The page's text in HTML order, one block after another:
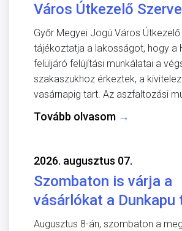
Város Útkezelő
Győr Megyei Jogú Város
tájékoztatja a lakosságot, hogy a
felüljáró felújítási munkálatai a
szakaszukhoz érkeztek, a
vasárnapig tart. Az aszfaltozási
Tovább olvasom →
2026. augusztus 07.
Szombaton is várja a
vásárlókat a Dunkapu
Augusztus 8-án, szombaton a